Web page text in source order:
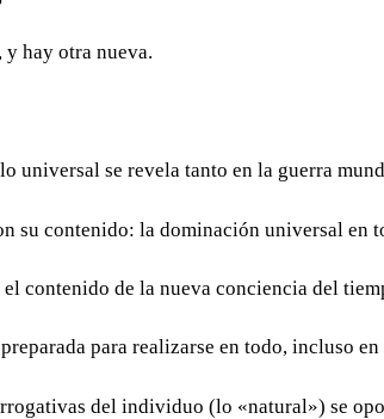
hay otra nueva.
universal se revela tanto en la guerra
su contenido: la dominación universal en
el contenido de la nueva conciencia del
para realizarse en todo, incluso
del individuo (lo «natural») se